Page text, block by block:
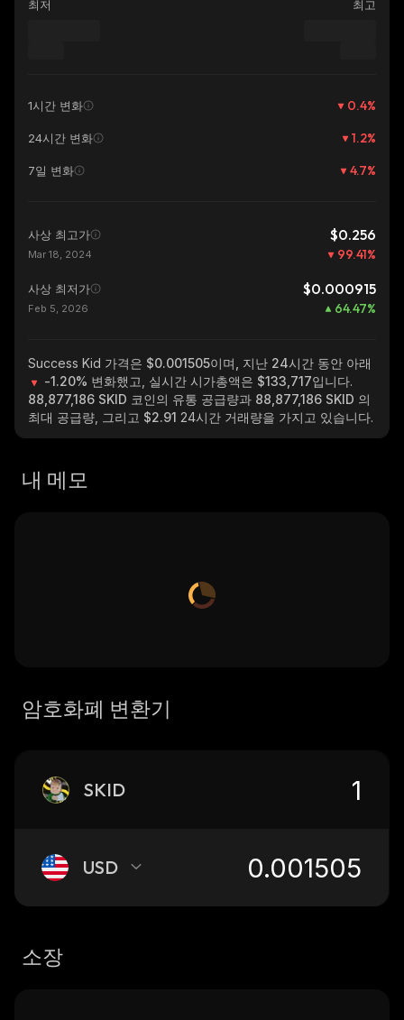
최저 최고
1시간 변화 0.4%
24시간 변화 1.2%
7일 변화 4.7%
사상 최고가 $0.256
Mar 18, 2024 99.41%
사상 최저가 $0.000915
Feb 5, 2026 64.47%
Success Kid 가격은 $0.001505이며, 지난 24시간 동안 아래
-1.20% 변화했고, 실시간 시가총액은 $133,717입니다.
88,877,186 SKID 코인의 유통 공급량과 88,877,186 SKID 의
최대 공급량, 그리고 $2.91 24시간 거래량을 가지고 있습니다.
내 메모
암호화폐 변환기
SKID
USD
소장